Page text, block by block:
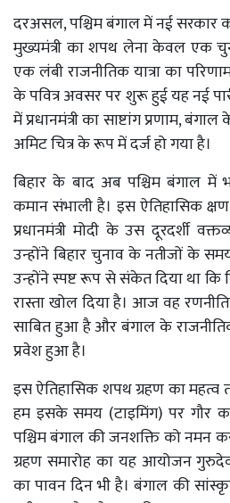
दरअसल, पश्चिम बंगाल में नई
मुख्यमंत्री का शपथ लेना केवल एक
एक लंबी राजनीतिक यात्रा का
के पवित्र अवसर पर शुरू हुई यह नई
में प्रधानमंत्री का साष्टांग प्रणाम,
अमिट चित्र के रूप में दर्ज हो गया है।
बिहार के बाद अब पश्चिम बंगाल में
कमान संभाली है। इस ऐतिहासिक
प्रधानमंत्री मोदी के उस दूरदर्शी
उन्होंने बिहार चुनाव के नतीजों के
उन्होंने स्पष्ट रूप से संकेत दिया था कि
रास्ता खोल दिया है। आज वह
साबित हुआ है और बंगाल के
प्रवेश हुआ है।
इस ऐतिहासिक शपथ ग्रहण का महत्व
हम इसके समय (टाइमिंग) पर गौर करते
पश्चिम बंगाल की जनशक्ति को
ग्रहण समारोह का यह आयोजन
का पावन दिन भी है। बंगाल की